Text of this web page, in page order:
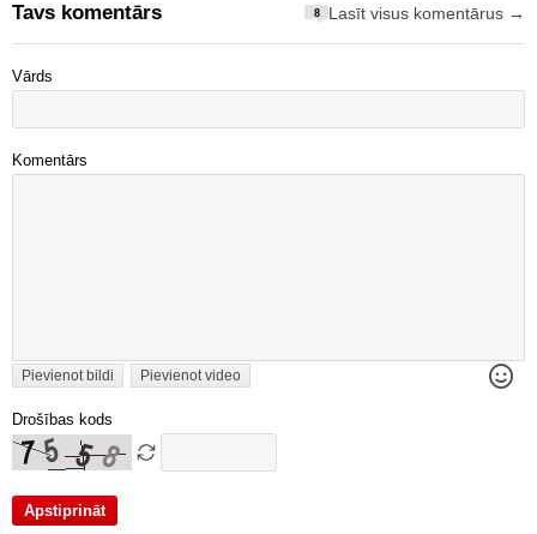
Tavs komentārs 8 Lasīt visus komentārus →
Vārds
Komentārs
Pievienot bildi Pievienot video
Drošības kods